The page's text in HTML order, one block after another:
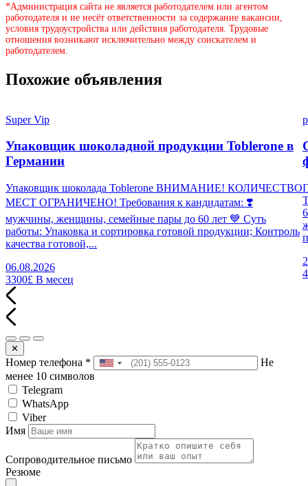
*Администрация сайта не является работодателем или агентом
работодателя и не несёт ответственности за содержание вакансии,
условия трудоустройства или действия работодателя. Трудовые
отношения возникают исключительно между соискателем и
работодателем.
Похожие объявления
Super Vip
Упаковщик шоколадной продукции Toblerone в
Германии
Упаковщик шоколада Toblerone ВНИМАНИЕ! КОЛИЧЕСТВО
МЕСТ ОГРАНИЧЕНО! Требования к кандидатам: ❣️
мужчины, женщины, семейные пары до 60 лет 💙 Суть
работы: Упаковка и сортировка готовой продукции; Контроль
качества готовой,...
06.08.2026
3300£ В месец
✕
Номер телефона *
Не
менее 10 символов
Telegram
WhatsApp
Viber
Имя
Сопроводительное письмо
Резюме